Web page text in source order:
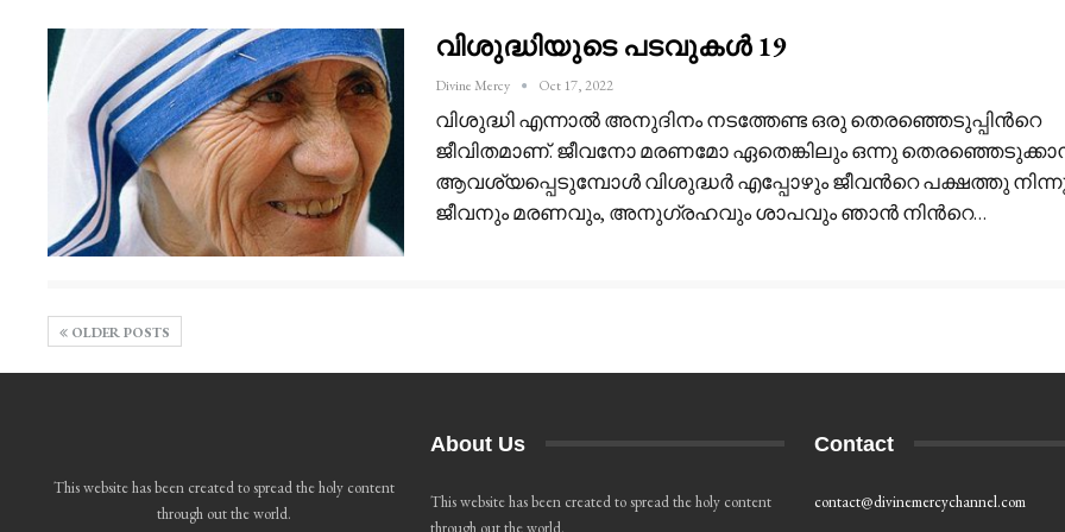
വിശുദ്ധിയുടെ പടവുകൾ 19
Divine Mercy Oct 17, 2022
വിശുദ്ധി എന്നാൽ അനുദിനം നടത്തേണ്ട ഒരു തെരഞ്ഞെടുപ്പിൻറെ
ജീവിതമാണ്. ജീവനോ മരണമോ ഏതെങ്കിലും ഒന്നു
ആവശ്യപ്പെടുമ്പോൾ വിശുദ്ധർ എപ്പോഴും ജീവൻറെ പക്ഷത്തു
ജീവനും മരണവും, അനുഗ്രഹവും ശാപവും ഞാൻ നിൻറെ…
OLDER POSTS
This website has been created to spread the holy content
through out the world.
About Us
This website has been created to spread the holy content
through out the world.
Contact
contact@divinemercychannel.com